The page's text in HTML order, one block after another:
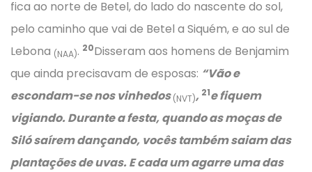
fica ao norte de Betel, do lado do nascente do sol,
pelo caminho que vai de Betel a Siquém, e ao sul de
Lebona (NAA). 20Disseram aos homens de Benjamim
que ainda precisavam de esposas: “Vão e
escondam-se nos vinhedos(NVT), 21e fiquem
vigiando. Durante a festa, quando as moças de
Siló saírem dançando, vocês também saiam das
plantações de uvas. E cada um agarre uma das